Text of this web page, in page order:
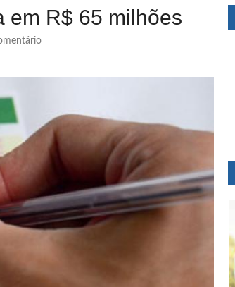
em R$ 65 milhões